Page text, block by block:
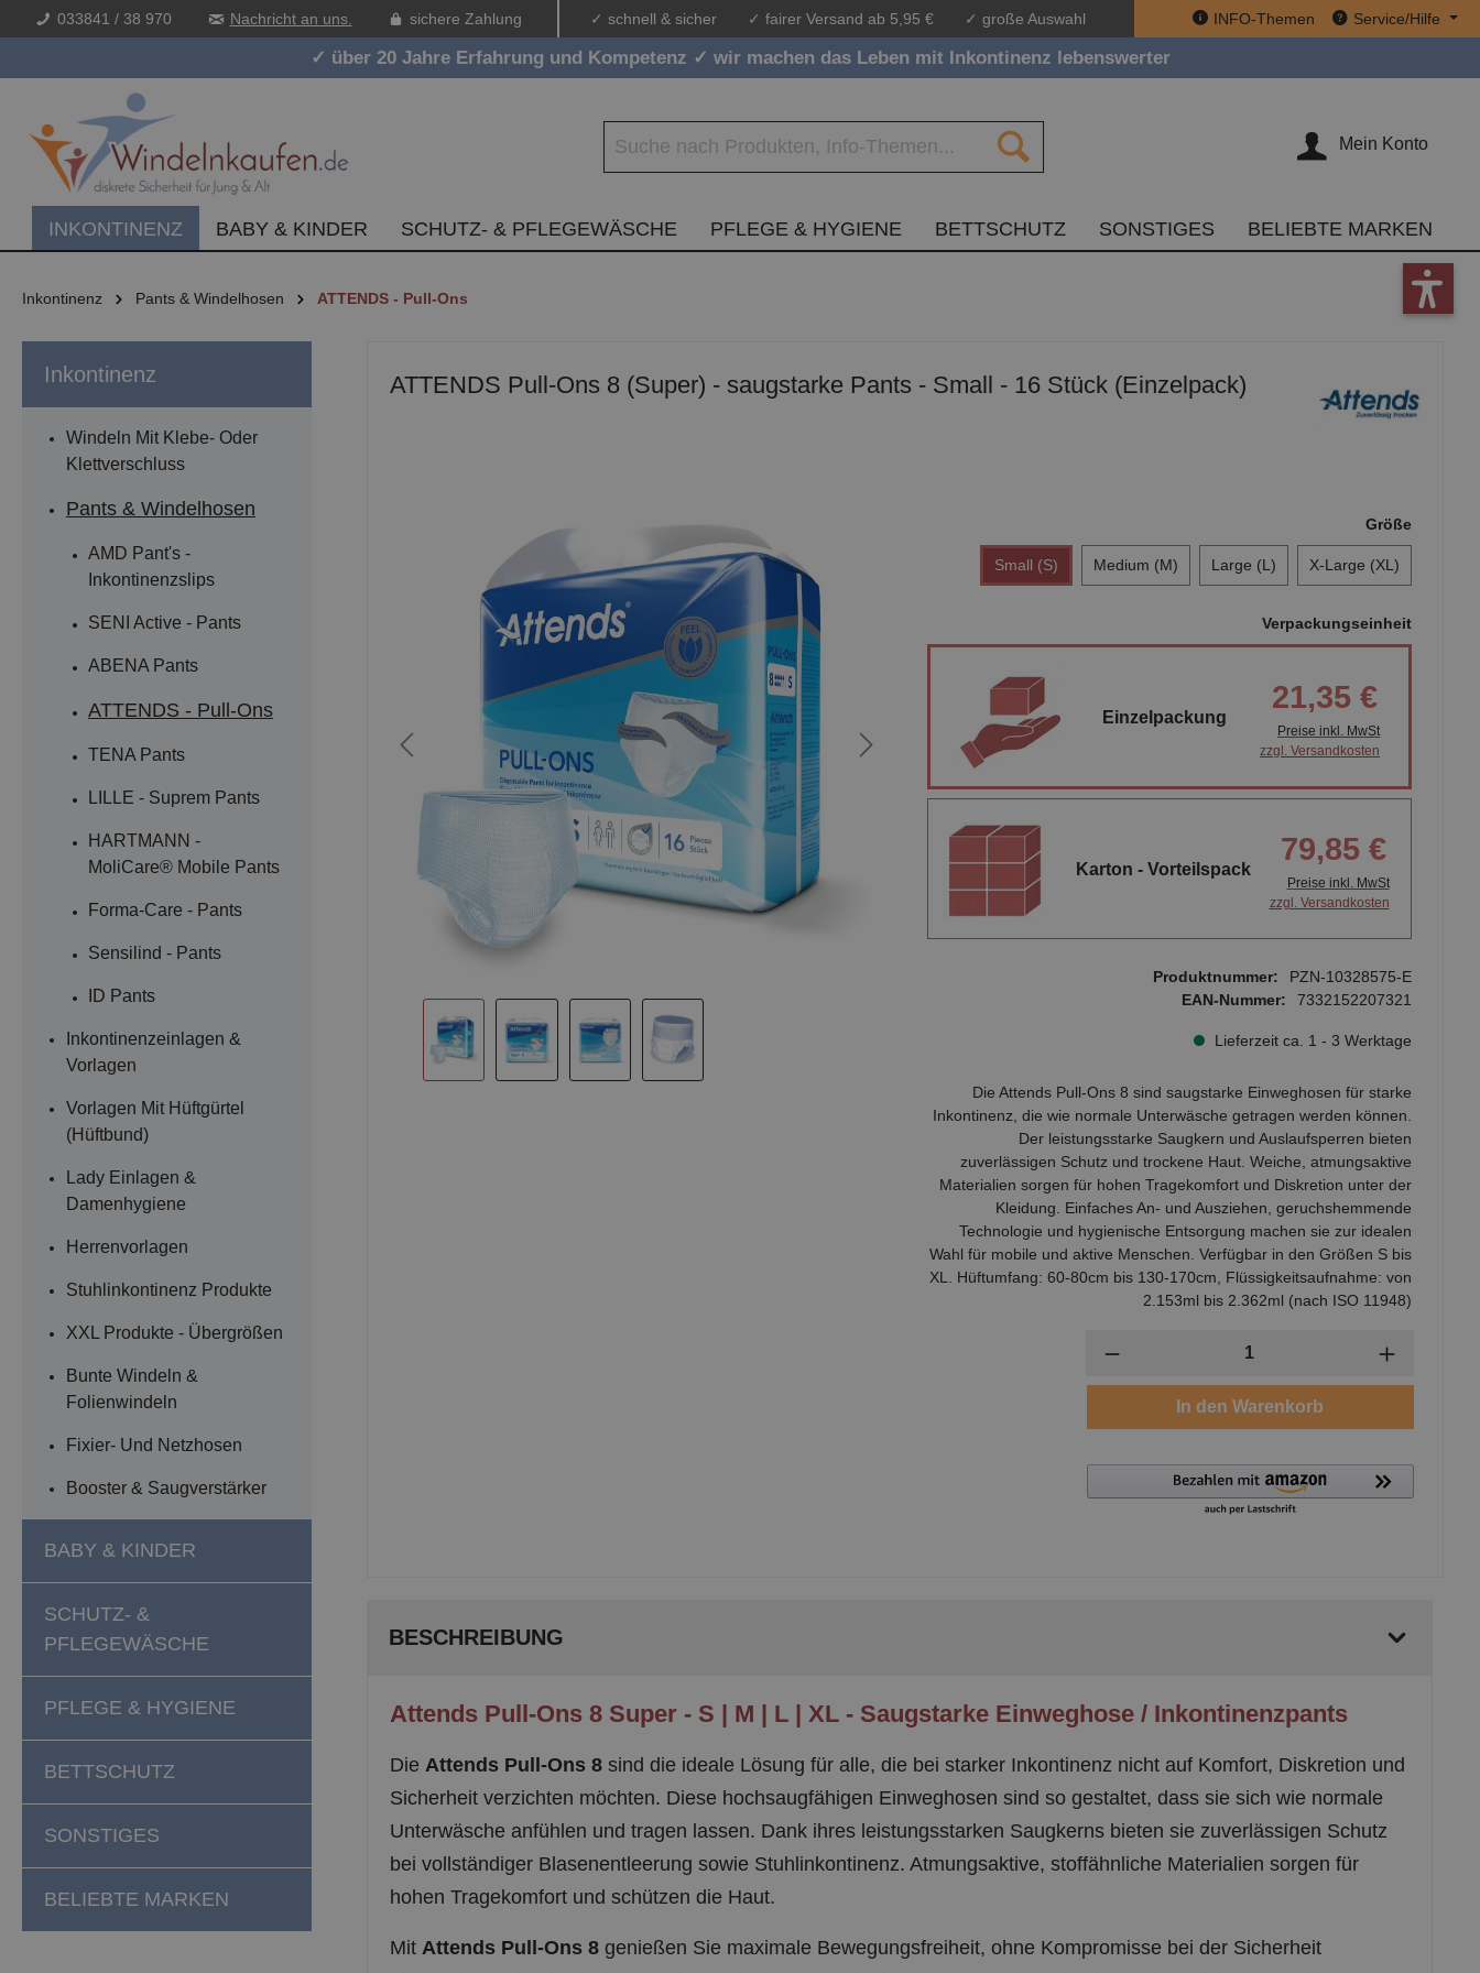
springen
033841 / 38 970 Nachricht an uns. sichere Zahlung ✓ schnell & sicher ✓ fairer Versand ab 5,95 € ✓ große Auswahl INFO-Themen Service/Hilfe
✓ über 20 Jahre Erfahrung und Kompetenz ✓ wir machen das Leben mit Inkontinenz lebenswerter
Mein Konto
INKONTINENZ BABY & KINDER SCHUTZ- & PFLEGEWÄSCHE PFLEGE & HYGIENE BETTSCHUTZ SONSTIGES BELIEBTE MARKEN
Inkontinenz Pants & Windelhosen ATTENDS - Pull-Ons
Inkontinenz
Windeln Mit Klebe- Oder
Klettverschluss
Pants & Windelhosen
AMD Pant's -
Inkontinenzslips
SENI Active - Pants
ABENA Pants
ATTENDS - Pull-Ons
TENA Pants
LILLE - Suprem Pants
HARTMANN -
MoliCare® Mobile Pants
Forma-Care - Pants
Sensilind - Pants
ID Pants
Inkontinenzeinlagen &
Vorlagen
Vorlagen Mit Hüftgürtel
(Hüftbund)
Lady Einlagen &
Damenhygiene
Herrenvorlagen
Stuhlinkontinenz Produkte
XXL Produkte - Übergrößen
Bunte Windeln &
Folienwindeln
Fixier- Und Netzhosen
Booster & Saugverstärker
BABY & KINDER
SCHUTZ- &
PFLEGEWÄSCHE
PFLEGE & HYGIENE
BETTSCHUTZ
SONSTIGES
BELIEBTE MARKEN
ATTENDS Pull-Ons 8 (Super) - saugstarke Pants - Small - 16 Stück (Einzelpack)
Produktnummer:
PZN-10328575-E
EAN-Nummer:
7332152207321
Lieferzeit ca. 1 - 3 Werktage
Die Attends Pull-Ons 8 sind saugstarke Einweghosen für starke
Inkontinenz, die wie normale Unterwäsche getragen werden können.
Der leistungsstarke Saugkern und Auslaufsperren bieten
zuverlässigen Schutz und trockene Haut. Weiche, atmungsaktive
Materialien sorgen für hohen Tragekomfort und Diskretion unter der
Kleidung. Einfaches An- und Ausziehen, geruchshemmende
Technologie und hygienische Entsorgung machen sie zur idealen
Wahl für mobile und aktive Menschen. Verfügbar in den Größen S bis
XL. Hüftumfang: 60-80cm bis 130-170cm, Flüssigkeitsaufnahme: von
2.153ml bis 2.362ml (nach ISO 11948)
Verpackungseinheit
Einzelpackung
21,35 €
Preise inkl. MwSt
zzgl. Versandkosten
Karton - Vorteilspack
79,85 €
Preise inkl. MwSt
zzgl. Versandkosten
Größe
Small (S) Medium (M) Large (L) X-Large (XL)
In den Warenkorb
BESCHREIBUNG
Attends Pull-Ons 8 Super - S | M | L | XL - Saugstarke Einweghose / Inkontinenzpants
Die Attends Pull-Ons 8sind die ideale Lösung für alle, die bei starker Inkontinenz nicht auf Komfort, Diskretion und
Sicherheit verzichten möchten. Diese hochsaugfähigen Einweghosen sind so gestaltet, dass sie sich wie normale
Unterwäsche anfühlen und tragen lassen. Dank ihres leistungsstarken Saugkerns bieten sie zuverlässigen Schutz
bei vollständiger Blasenentleerung sowie Stuhlinkontinenz. Atmungsaktive, stoffähnliche Materialien sorgen für
hohen Tragekomfort und schützen die Haut.
Mit Attends Pull-Ons 8genießen Sie maximale Bewegungsfreiheit, ohne Kompromisse bei der Sicherheit